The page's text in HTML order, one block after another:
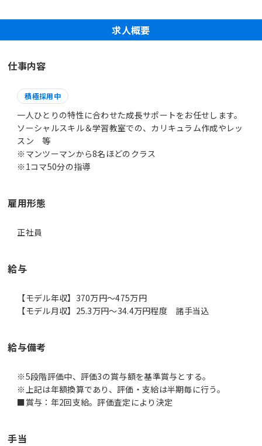
求人概要
仕事内容
積極採用中
一人ひとりの特性に合わせた成長サポートをお任せします。
ソーシャルスキル＆学習教室での、カリキュラム作成やレッ
スン 等
※マンツーマンから8名ほどのクラス
※1コマ50分の指導
雇用形態
正社員
給与
【モデル年収】370万円〜475万円
【モデル月収】25.3万円〜34.4万円程度 諸手当込
給与備考
※5段階評価中、評価3の賞与額を基準賞与とする。
※上記は年額換算であり、評価・支給は半期毎に行う。
■賞与：年2回支給。評価査定により決定
手当